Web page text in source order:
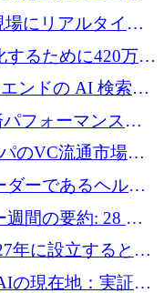
理由
場にリアルタイム
すために 400 万
るために420万ポ
ンドの AI 検索最
するために 600
フォーマンスプ
にこれまでに720
のVC流通市場の
1,500万ユーロの
ダーであるヘルシ
で18億ドルのシリ
間の要約: 28 億
クノロジー資金調
年に設立すると米
の現在地：実証と